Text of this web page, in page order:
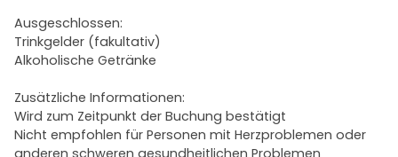
Ausgeschlossen:
Trinkgelder (fakultativ)
Alkoholische Getränke
Zusätzliche Informationen:
Wird zum Zeitpunkt der Buchung bestätigt
Nicht empfohlen für Personen mit Herzproblemen oder
anderen schweren gesundheitlichen Problemen